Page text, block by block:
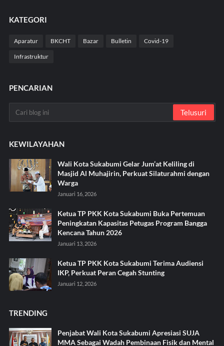
KATEGORI
Aparatur BKCHT Bazar Bulletin Covid-19
Infrastruktur
PENCARIAN
KEWILAYAHAN
Wali Kota Sukabumi Gelar Jum’at Keliling di
Masjid Al Muhajirin, Perkuat Silaturahmi dengan
Warga
Januari 16, 2026
Ketua TP PKK Kota Sukabumi Buka Pertemuan
Peningkatan Kapasitas Petugas Program Bangga
Kencana Tahun 2026
Januari 13, 2026
Ketua TP PKK Kota Sukabumi Terima Audiensi
IKP, Perkuat Peran Cegah Stunting
Januari 12, 2026
TRENDING
Penjabat Wali Kota Sukabumi Apresiasi SUJA
MMA Sebagai Wadah Pembinaan Fisik dan Mental